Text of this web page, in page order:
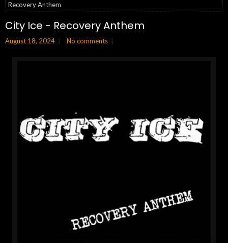
Recovery Anthem
City Ice - Recovery Anthem
August 18, 2024 No comments